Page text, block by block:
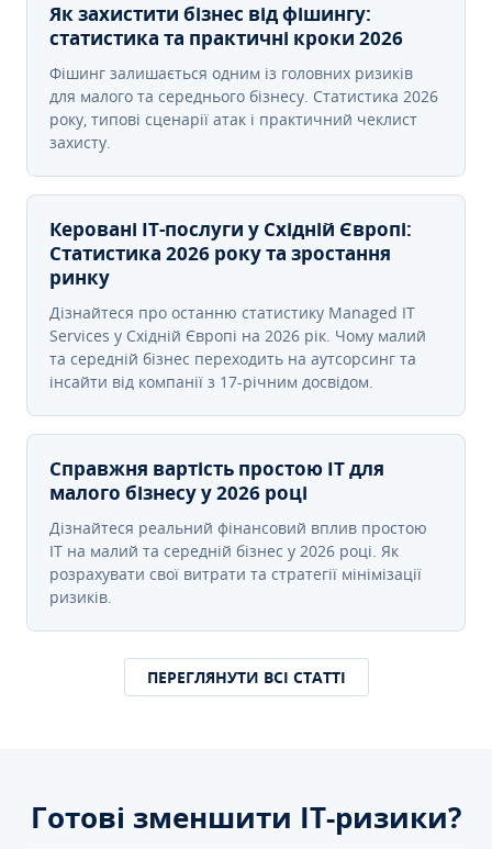
Як захистити бізнес від фішингу:
статистика та практичні кроки 2026
Фішинг залишається одним із головних ризиків
для малого та середнього бізнесу. Статистика 2026
року, типові сценарії атак і практичний чеклист
захисту.
Керовані ІТ-послуги у Східній Європі:
Статистика 2026 року та зростання
ринку
Дізнайтеся про останню статистику Managed IT
Services у Східній Європі на 2026 рік. Чому малий
та середній бізнес переходить на аутсорсинг та
інсайти від компанії з 17-річним досвідом.
Справжня вартість простою IT для
малого бізнесу у 2026 році
Дізнайтеся реальний фінансовий вплив простою
IT на малий та середній бізнес у 2026 році. Як
розрахувати свої витрати та стратегії мінімізації
ризиків.
ПЕРЕГЛЯНУТИ ВСІ СТАТТІ
Готові зменшити ІТ-ризики?